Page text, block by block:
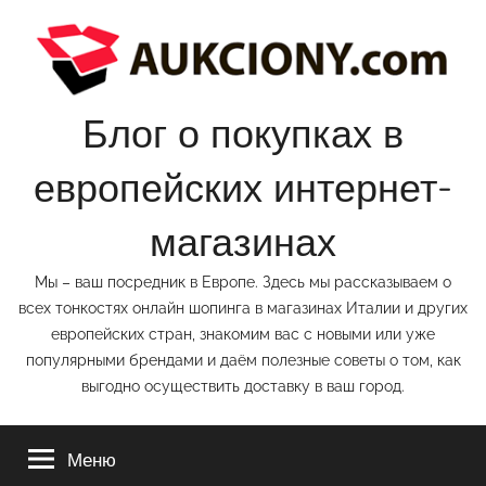
содержимому
Блог о покупках в
европейских интернет-
магазинах
Мы – ваш посредник в Европе. Здесь мы рассказываем о
всех тонкостях онлайн шопинга в магазинах Италии и других
европейских стран, знакомим вас с новыми или уже
популярными брендами и даём полезные советы о том, как
выгодно осуществить доставку в ваш город.
Меню